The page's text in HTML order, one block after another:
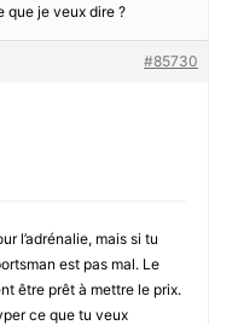
que je veux dire ?
#85730
l’adrénalie, mais si tu
est pas mal. Le
être prêt à mettre le prix.
ce que tu veux